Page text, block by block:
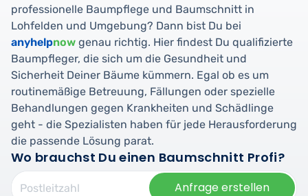
professionelle Baumpflege und Baumschnitt in
Lohfelden und Umgebung? Dann bist Du bei
anyhelpnow genau richtig. Hier findest Du qualifizierte
Baumpfleger, die sich um die Gesundheit und
Sicherheit Deiner Bäume kümmern. Egal ob es um
routinemäßige Betreuung, Fällungen oder spezielle
Behandlungen gegen Krankheiten und Schädlinge
geht - die Spezialisten haben für jede Herausforderung
die passende Lösung parat.
Wo brauchst Du einen Baumschnitt Profi?
Anfrage erstellen